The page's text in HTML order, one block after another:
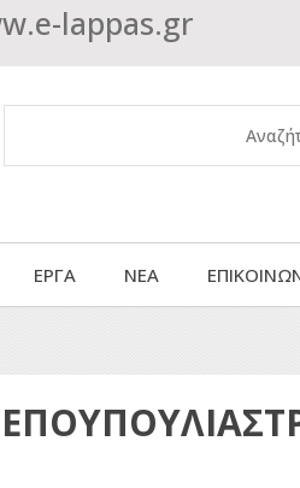
e-lappas.gr
ΕΡΓΑ ΝΕΑ